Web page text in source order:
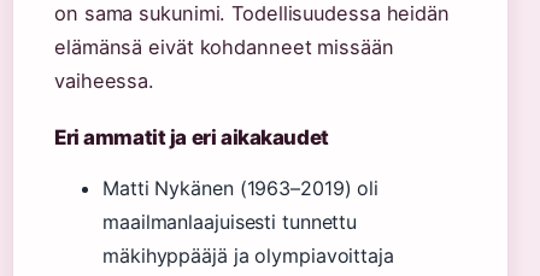
on sama sukunimi. Todellisuudessa heidän
elämänsä eivät kohdanneet missään
vaiheessa.
Eri ammatit ja eri aikakaudet
Matti Nykänen (1963–2019) oli
maailmanlaajuisesti tunnettu
mäkihyppääjä ja olympiavoittaja